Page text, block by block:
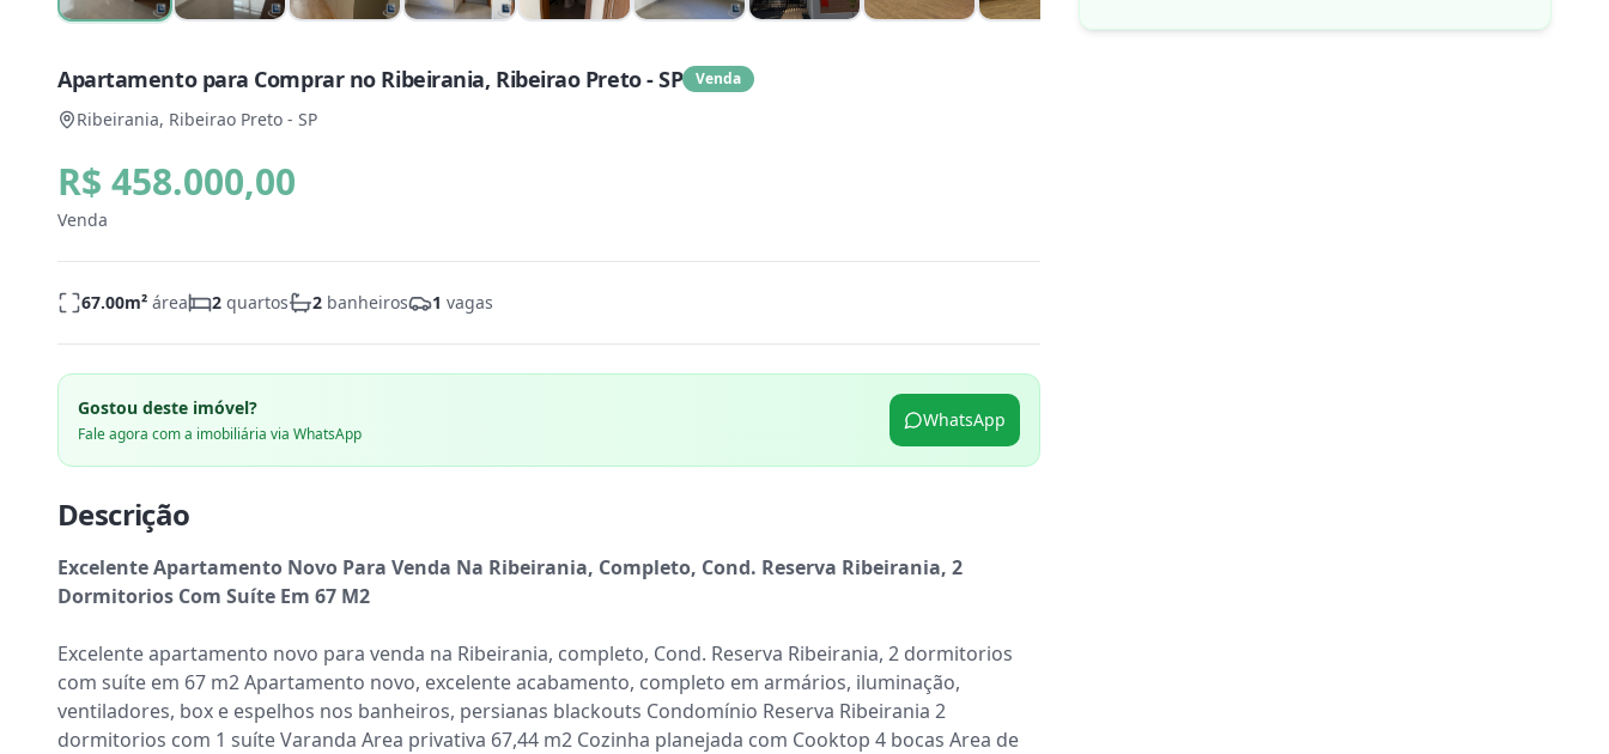
Apartamento para Comprar no Ribeirania, Ribeirao Preto - SP Venda
Ribeirania, Ribeirao Preto - SP
R$ 458.000,00
Venda
67.00m² área 2 quartos 2 banheiros 1 vagas
Gostou deste imóvel?
Fale agora com a imobiliária via WhatsApp
WhatsApp
Descrição
Excelente Apartamento Novo Para Venda Na Ribeirania, Completo, Cond. Reserva Ribeirania, 2
Dormitorios Com Suíte Em 67 M2
Excelente apartamento novo para venda na Ribeirania, completo, Cond. Reserva Ribeirania, 2 dormitorios
com suíte em 67 m2 Apartamento novo, excelente acabamento, completo em armários, iluminação,
ventiladores, box e espelhos nos banheiros, persianas blackouts Condomínio Reserva Ribeirania 2
dormitorios com 1 suíte Varanda Area privativa 67,44 m2 Cozinha planejada com Cooktop 4 bocas Area de